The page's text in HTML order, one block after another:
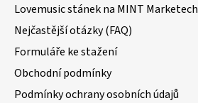
Lovemusic stánek na MINT Marketech
Nejčastější otázky (FAQ)
Formuláře ke stažení
Obchodní podmínky
Podmínky ochrany osobních údajů